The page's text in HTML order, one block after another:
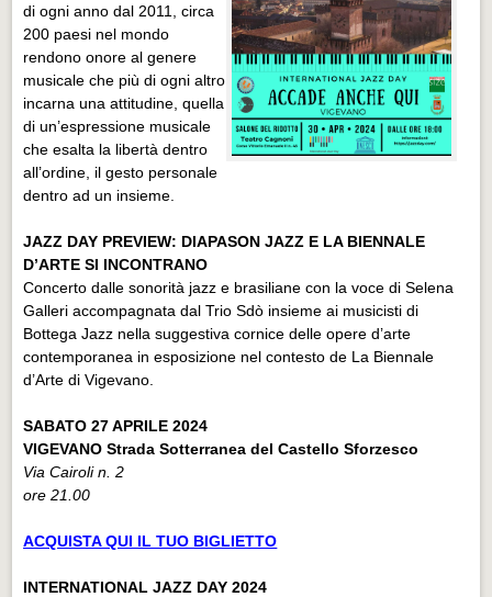
di ogni anno dal 2011, circa
200 paesi nel mondo
rendono onore al genere
musicale che più di ogni altro
incarna una attitudine, quella
di un’espressione musicale
che esalta la libertà dentro
all’ordine, il gesto personale
dentro ad un insieme.
JAZZ DAY PREVIEW: DIAPASON JAZZ E LA BIENNALE
D’ARTE SI INCONTRANO
Concerto dalle sonorità jazz e brasiliane con la voce di Selena
Galleri accompagnata dal Trio Sdò insieme ai musicisti di
Bottega Jazz nella suggestiva cornice delle opere d’arte
contemporanea in esposizione nel contesto de La Biennale
d’Arte di Vigevano.
SABATO 27 APRILE 2024
VIGEVANO Strada Sotterranea del Castello Sforzesco
Via Cairoli n. 2
ore 21.00
ACQUISTA QUI IL TUO BIGLIETTO
INTERNATIONAL JAZZ DAY 2024